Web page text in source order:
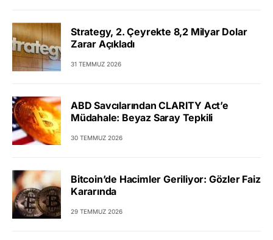
Strategy, 2. Çeyrekte 8,2 Milyar Dolar
Zarar Açıkladı
31 TEMMUZ 2026
ABD Savcılarından CLARITY Act’e
Müdahale: Beyaz Saray Tepkili
30 TEMMUZ 2026
Bitcoin’de Hacimler Geriliyor: Gözler Faiz
Kararında
29 TEMMUZ 2026